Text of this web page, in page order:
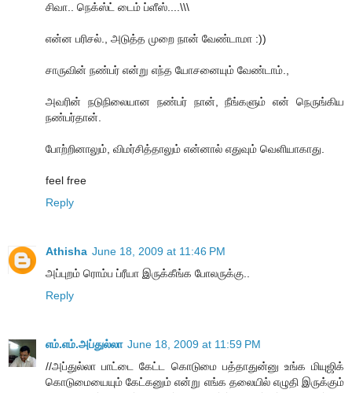
சிவா.. நெக்ஸ்ட் டைம் ப்ளீஸ்....\\\
என்ன பரிசல்., அடுத்த முறை நான் வேண்டாமா :))
சாருவின் நண்பர் என்று எந்த யோசனையும் வேண்டாம்.,
அவரின் நடுநிலையான நண்பர் நான், நீங்களும் என் நெருங்கிய
நண்பர்தான்.
போற்றினாலும், விமர்சித்தாலும் என்னால் எதுவும் வெளியாகாது.
feel free
Reply
Athisha June 18, 2009 at 11:46 PM
அப்புறம் ரொம்ப ப்ரீயா இருக்கீங்க போலருக்கு..
Reply
எம்.எம்.அப்துல்லா June 18, 2009 at 11:59 PM
//அப்துல்லா பாட்டை கேட்ட கொடுமை பத்தாதுன்னு உங்க மியுஜிக்
கொடுமையையும் கேட்கனும் என்று எங்க தலையில் எழுதி இருக்கும்